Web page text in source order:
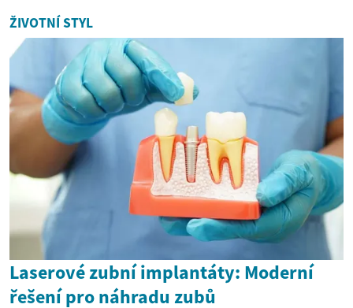
ŽIVOTNÍ STYL
Laserové zubní implantáty: Moderní
řešení pro náhradu zubů